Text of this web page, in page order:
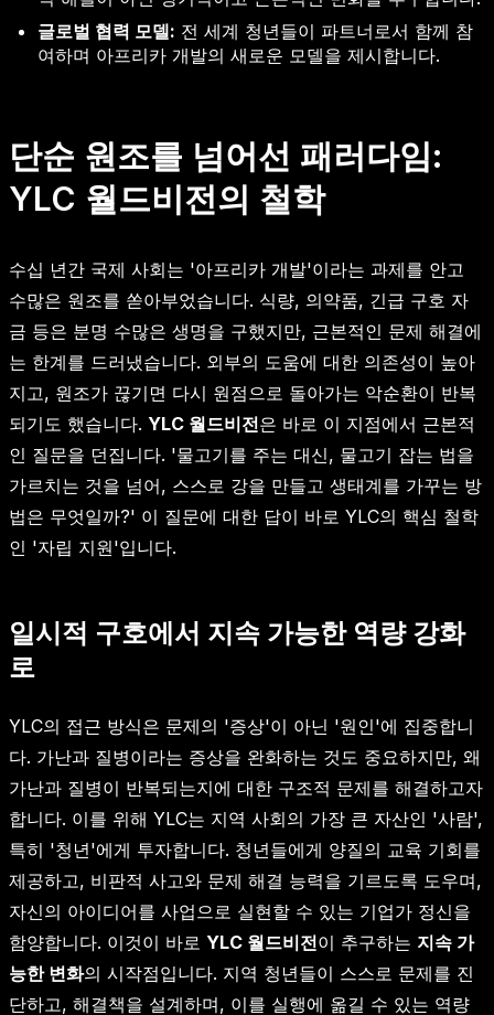
글로벌 협력 모델: 전 세계 청년들이 파트너로서 함께 참
여하며 아프리카 개발의 새로운 모델을 제시합니다.
단순 원조를 넘어선 패러다임:
YLC 월드비전의 철학
수십 년간 국제 사회는 '아프리카 개발'이라는 과제를 안고
수많은 원조를 쏟아부었습니다. 식량, 의약품, 긴급 구호 자
금 등은 분명 수많은 생명을 구했지만, 근본적인 문제 해결에
는 한계를 드러냈습니다. 외부의 도움에 대한 의존성이 높아
지고, 원조가 끊기면 다시 원점으로 돌아가는 악순환이 반복
되기도 했습니다. YLC 월드비전은 바로 이 지점에서 근본적
인 질문을 던집니다. '물고기를 주는 대신, 물고기 잡는 법을
가르치는 것을 넘어, 스스로 강을 만들고 생태계를 가꾸는 방
법은 무엇일까?' 이 질문에 대한 답이 바로 YLC의 핵심 철학
인 '자립 지원'입니다.
일시적 구호에서 지속 가능한 역량 강화
로
YLC의 접근 방식은 문제의 '증상'이 아닌 '원인'에 집중합니
다. 가난과 질병이라는 증상을 완화하는 것도 중요하지만, 왜
가난과 질병이 반복되는지에 대한 구조적 문제를 해결하고자
합니다. 이를 위해 YLC는 지역 사회의 가장 큰 자산인 '사람',
특히 '청년'에게 투자합니다. 청년들에게 양질의 교육 기회를
제공하고, 비판적 사고와 문제 해결 능력을 기르도록 도우며,
자신의 아이디어를 사업으로 실현할 수 있는 기업가 정신을
함양합니다. 이것이 바로 YLC 월드비전이 추구하는 지속 가
능한 변화의 시작점입니다. 지역 청년들이 스스로 문제를 진
단하고, 해결책을 설계하며, 이를 실행에 옮길 수 있는 역량